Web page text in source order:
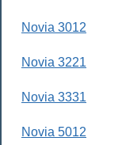
Novia 3012
Novia 3221
Novia 3331
Novia 5012